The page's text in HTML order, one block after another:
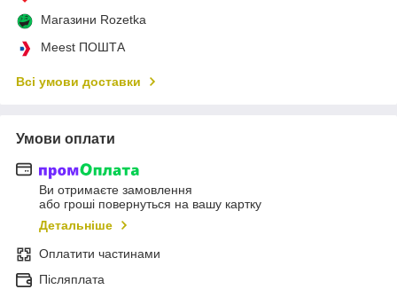
Магазини Rozetka
Meest ПОШТА
Всі умови доставки
Умови оплати
Ви отримаєте замовлення
або гроші повернуться на вашу картку
Детальніше
Оплатити частинами
Післяплата